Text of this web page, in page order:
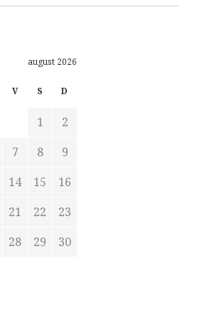
august 2026
V S D
1
2
7 8
9
14 15
16
21 22
23
28 29
30